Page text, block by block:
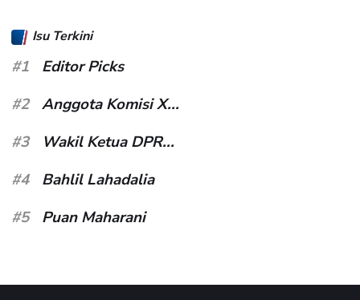
Isu Terkini
#1
Editor Picks
#2
Anggota Komisi X...
#3
Wakil Ketua DPR...
#4
Bahlil Lahadalia
#5
Puan Maharani